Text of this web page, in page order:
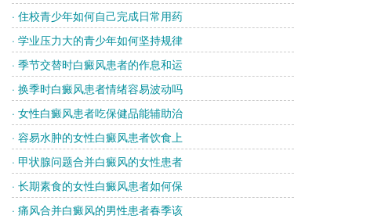
· 住校青少年如何自己完成日常用药
· 学业压力大的青少年如何坚持规律
· 季节交替时白癜风患者的作息和运
· 换季时白癜风患者情绪容易波动吗
· 女性白癜风患者吃保健品能辅助治
· 容易水肿的女性白癜风患者饮食上
· 甲状腺问题合并白癜风的女性患者
· 长期素食的女性白癜风患者如何保
· 痛风合并白癜风的男性患者春季该